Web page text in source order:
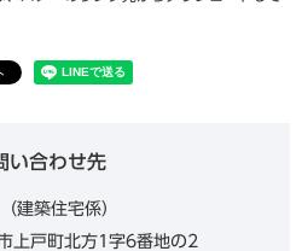
い合わせ先
建築住宅係
上戸町北方1字6番地の2